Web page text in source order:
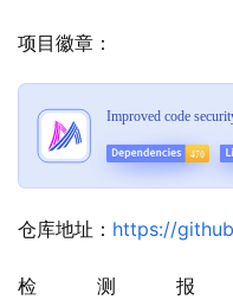
项目徽章：
仓库地址： https://
检测